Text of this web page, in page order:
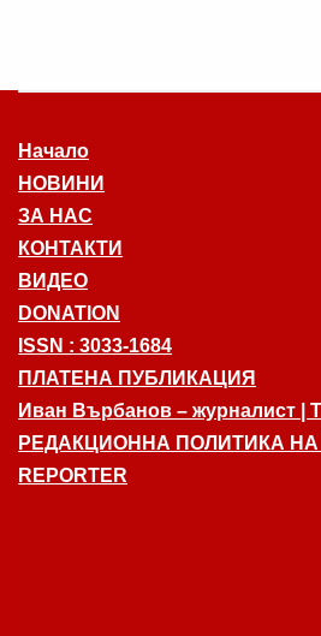
Начало
НОВИНИ
ЗА НАС
КОНТАКТИ
ВИДЕО
DONATION
ISSN : 3033-1684
ПЛАТЕНА ПУБЛИКАЦИЯ
Иван Върбанов – журналист |
РЕДАКЦИОННА ПОЛИТИКА НА
REPORTER